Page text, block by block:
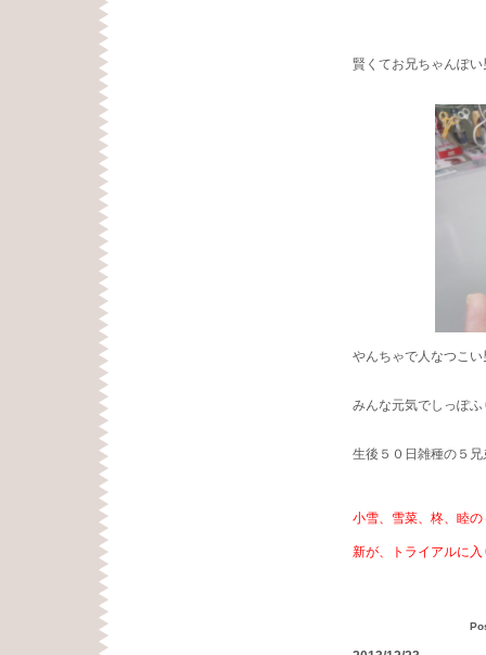
賢くてお兄ちゃんぽ
やんちゃで人なつこ
みんな元気でしっぽ
生後５０日雑種の５
小雪、雪菜、柊、睦
新が、トライアルに